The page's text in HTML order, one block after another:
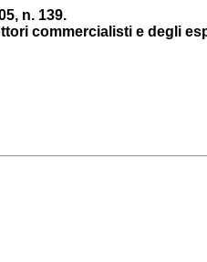
n. 139.
commercialisti e degli